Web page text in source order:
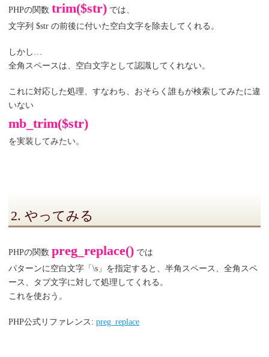
PHPの関数 trim($str) では、
文字列 $str の前後に付いた空白文字を除去してくれる。
しかし…
全角スペースは、空白文字として認識してくれない。
これに対応した処理、すなわち、おそらく誰もが検索してみたに違
いない
mb_trim($str)
を実装してみたい。
2. やってみる
PHPの関数 preg_replace() では
パターンに空白文字「\s」を指定すると、半角スペース、全角スペ
ース、タブ文字に対して処理してくれる。
これを使おう。
PHP公式リファレンス: preg_replace